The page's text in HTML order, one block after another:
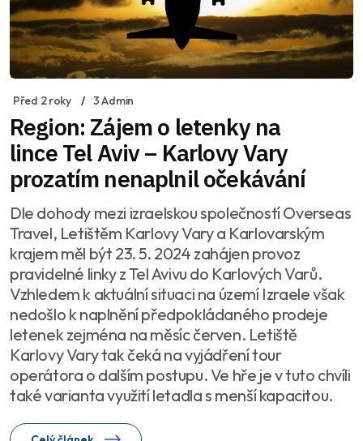
Před 2 roky 3 Admin
Region: Zájem o letenky na
lince Tel Aviv – Karlovy Vary
prozatím nenaplnil očekávání
Dle dohody mezi izraelskou společností Overseas
Travel, Letištěm Karlovy Vary a Karlovarským
krajem měl být 23. 5. 2024 zahájen provoz
pravidelné linky z Tel Avivu do Karlových Varů.
Vzhledem k aktuální situaci na území Izraele však
nedošlo k naplnění předpokládaného prodeje
letenek zejména na měsíc červen. Letiště
Karlovy Vary tak čeká na vyjádření tour
operátora o dalším postupu. Ve hře je v tuto chvíli
také varianta využití letadla s menší kapacitou.